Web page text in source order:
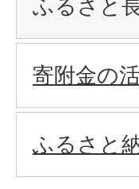
ふるさと
寄附金の
ふるさと